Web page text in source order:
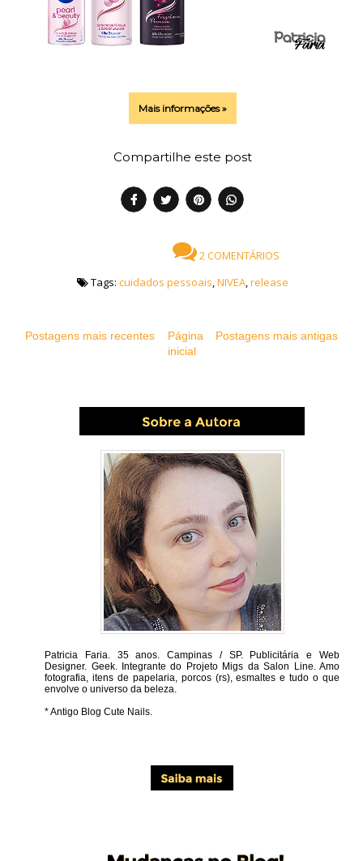
Mais informações »
Compartilhe este post
2 COMENTÁRIOS
Tags: cuidados pessoais,NIVEA,release
Postagens mais recentes Postagens mais antigas
Página
inicial
Patricia Faria. 35 anos. Campinas / SP. Publicitária e Web
Designer. Geek. Integrante do Projeto Migs da Salon Line. Amo
fotografia, itens de papelaria, porcos (rs), esmaltes e tudo o que
envolve o universo da beleza.
* Antigo Blog Cute Nails.